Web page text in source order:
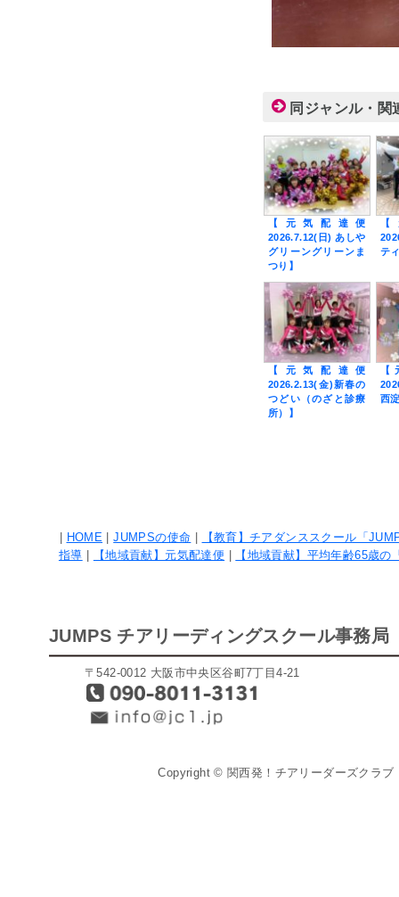
同ジャンル・関
【元気配達便
2026.7.12(日) あしや
グリーングリーンま
つり】
テ
【元気配達便
2026.2.13(金)新春の
つどい（のざと診療
所）】
西
| HOME |JUMPSの使命 |
【教育】チアダンススクール「
指導 | 【地域貢献】元気配達便 | 【地域貢献】平均年齢65歳
JUMPS チアリーディングスクール事務局
〒542-0012 大阪市中央区谷町7丁目4-21
Copyright © 関西発！チアリーダーズクラ